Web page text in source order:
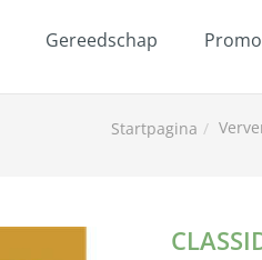
Gereedschap
Startpagina